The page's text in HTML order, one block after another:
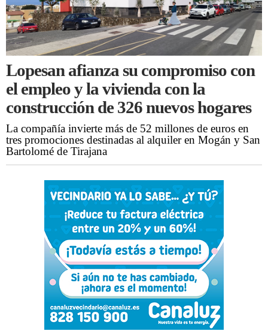
Lopesan afianza su compromiso con
el empleo y la vivienda con la
construcción de 326 nuevos hogares
La compañía invierte más de 52 millones de euros en
tres promociones destinadas al alquiler en Mogán y San
Bartolomé de Tirajana